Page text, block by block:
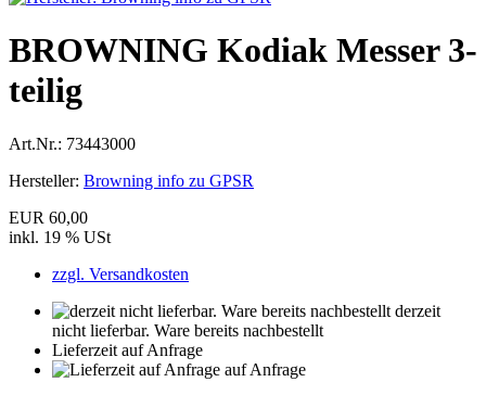
BROWNING Kodiak Messer 3-
teilig
Art.Nr.: 73443000
Hersteller: Browning info zu GPSR
EUR 60,00
inkl. 19 % USt
zzgl. Versandkosten
derzeit
nicht lieferbar. Ware bereits nachbestellt
Lieferzeit auf Anfrage
auf Anfrage